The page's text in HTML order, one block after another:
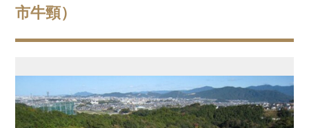
市牛頸）